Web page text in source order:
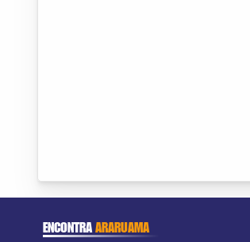
ENCONTRAARARUAMA